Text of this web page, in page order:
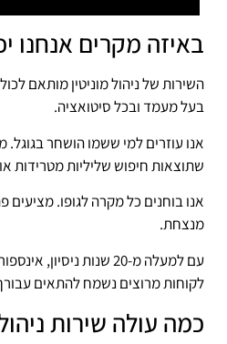
באיזה מקרים אנחנו
השירות של ניהול מוניטין מותאם
בעל מעמד ובכל סיטואציה.
אנו עוזרים למי ששמו הושחר
שתוצאות חיפוש שליליות מטרידות
אנו בוחנים כל מקרה לגופו. מציעים
מנצחת.
עם למעלה מ-20 שנות
לקוחות מרוצים נשמח להתאים
כמה עולה שירות